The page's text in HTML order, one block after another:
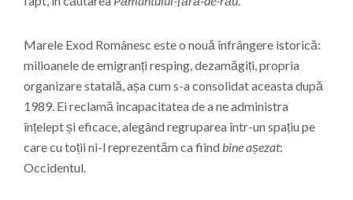
Marele Exod Românesc este o nouă înfrângere istorică:
milioanele de emigranți resping, dezamăgiți, propria
organizare statală, așa cum s-a consolidat aceasta după
1989. Ei reclamă incapacitatea de a ne administra
înțelept și eficace, alegând regruparea într-un spațiu pe
care cu toții ni-l reprezentăm ca fiind bine așezat:
Occidentul.